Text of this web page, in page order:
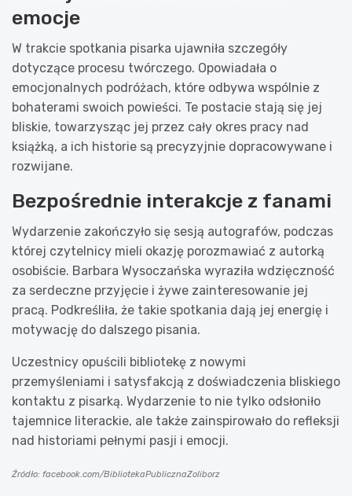
emocje
W trakcie spotkania pisarka ujawniła szczegóły
dotyczące procesu twórczego. Opowiadała o
emocjonalnych podróżach, które odbywa wspólnie z
bohaterami swoich powieści. Te postacie stają się jej
bliskie, towarzysząc jej przez cały okres pracy nad
książką, a ich historie są precyzyjnie dopracowywane i
rozwijane.
Bezpośrednie interakcje z fanami
Wydarzenie zakończyło się sesją autografów, podczas
której czytelnicy mieli okazję porozmawiać z autorką
osobiście. Barbara Wysoczańska wyraziła wdzięczność
za serdeczne przyjęcie i żywe zainteresowanie jej
pracą. Podkreśliła, że takie spotkania dają jej energię i
motywację do dalszego pisania.
Uczestnicy opuścili bibliotekę z nowymi
przemyśleniami i satysfakcją z doświadczenia bliskiego
kontaktu z pisarką. Wydarzenie to nie tylko odsłoniło
tajemnice literackie, ale także zainspirowało do refleksji
nad historiami pełnymi pasji i emocji.
Źródło: facebook.com/BibliotekaPublicznaZoliborz